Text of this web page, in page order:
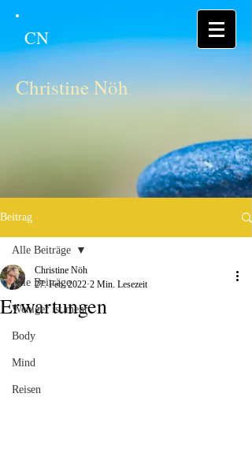
CN
Christine Nöh
Beitrag
Alle Beiträge
Weniger ist mehr
Body
Mind
Reisen
Alle Beiträge
Erwartungen
Christine Nöh
27. Feb. 2022 2 Min. Lesezeit